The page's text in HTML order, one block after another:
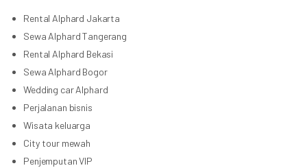
Rental Alphard Jakarta
Sewa Alphard Tangerang
Rental Alphard Bekasi
Sewa Alphard Bogor
Wedding car Alphard
Perjalanan bisnis
Wisata keluarga
City tour mewah
Penjemputan VIP